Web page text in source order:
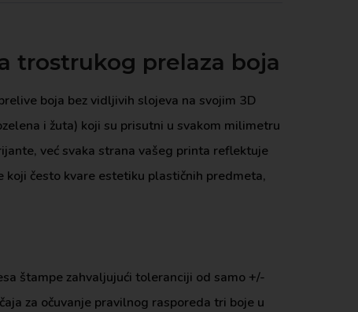
trostrukog prelaza boja
boja bez vidljivih slojeva na svojim 3D
i žuta) koji su prisutni u svakom milimetru
već svaka strana vašeg printa reflektuje
često kvare estetiku plastičnih predmeta,
štampe zahvaljujući toleranciji od samo +/-
za očuvanje pravilnog rasporeda tri boje u